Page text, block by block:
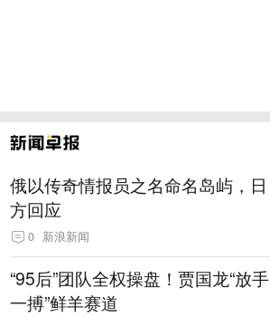
俄以传奇情报员之名命名岛屿，日
方回应
0 新浪新闻
“95后”团队全权操盘！贾国龙“放手
一搏”鲜羊赛道